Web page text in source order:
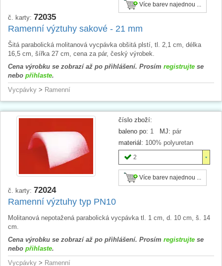
Více barev najednou ...
č. karty: 72035
Ramenní výztuhy sakové - 21 mm
Šitá parabolická molitanová vycpávka obšitá plstí, tl. 2,1 cm, délka
16,5 cm, šířka 27 cm, cena za pár, český výrobek.
Cena výrobku se zobrazí až po přihlášení. Prosím registrujte se
nebo přihlaste.
Vycpávky > Ramenní
číslo zboží:
baleno po: 1 MJ: pár
materiál: 100% polyuretan
2
Více barev najednou ...
č. karty: 72024
Ramenní výztuhy typ PN10
Molitanová nepotažená parabolická vycpávka tl. 1 cm, d. 10 cm, š. 14
cm.
Cena výrobku se zobrazí až po přihlášení. Prosím registrujte se
nebo přihlaste.
Vycpávky > Ramenní